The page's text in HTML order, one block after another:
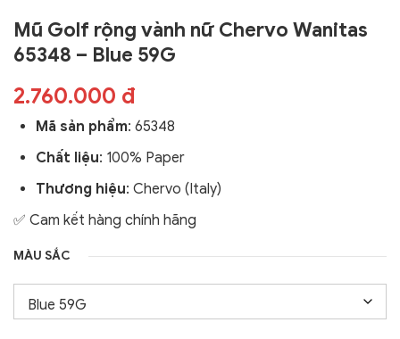
Mũ Golf rộng vành nữ Chervo Wanitas
65348 – Blue 59G
2.760.000 đ
Mã sản phẩm: 65348
Chất liệu: 100% Paper
Thương hiệu: Chervo (Italy)
✅ Cam kết hàng chính hãng
MÀU SẮC